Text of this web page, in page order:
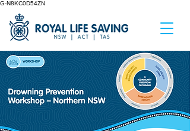
G-N8KC0D54ZN